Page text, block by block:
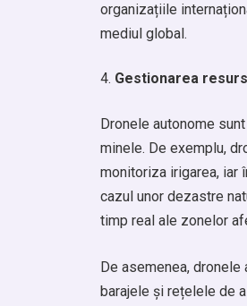
organizațiile
mediul global.
Gestionarea
Dronele autonome
minele. De exemplu,
monitoriza irigarea, iar
cazul unor dezastre
timp real ale zonelor
De asemenea,
barajele și rețelele de